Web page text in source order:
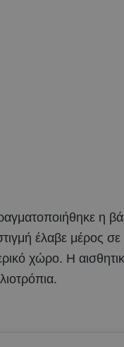
η
έλαβε μέρος
χώρο. Η